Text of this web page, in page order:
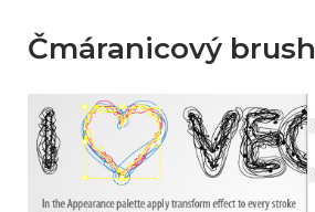
Čmáranicový brush